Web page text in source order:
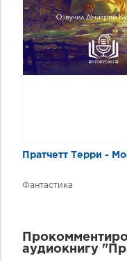
Пратчетт Терри -
Фантастика
аудиокнигу